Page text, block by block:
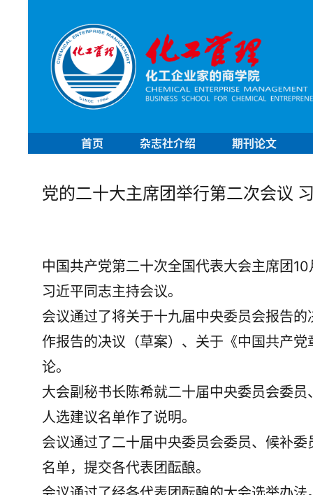
首页 杂志社介绍 期刊论文
党的二十大主席团举行第二次会议
中国共产党第二十次全国代表大会主席团
习近平同志主持会议。
会议通过了将关于十九届中央委员会报告
作报告的决议（草案）、关于《中国共产
论。
大会副秘书长陈希就二十届中央委员会委
人选建议名单作了说明。
会议通过了二十届中央委员会委员、候补
名单，提交各代表团酝酿。